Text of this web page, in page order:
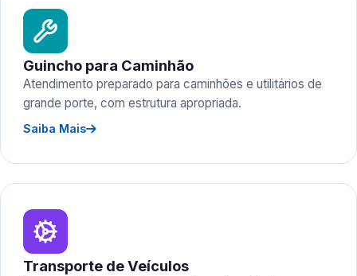
Guincho para Caminhão
Atendimento preparado para caminhões e utilitários de
grande porte, com estrutura apropriada.
Saiba Mais
Transporte de Veículos